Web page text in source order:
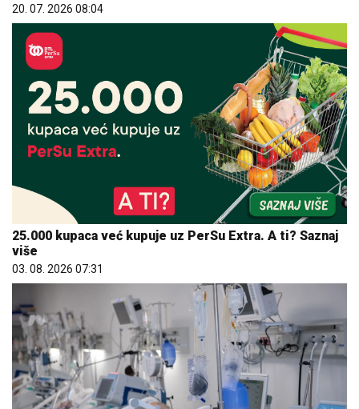
20. 07. 2026 08:04
25.000 kupaca već kupuje uz PerSu Extra. A ti? Saznaj
više
03. 08. 2026 07:31